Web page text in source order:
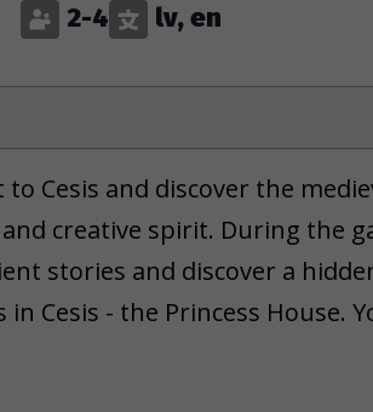
2-4 lv, en
Cesis and discover the
creative spirit. During the
stories and discover a
Cesis - the Princess House.
of discoveries, you will find the